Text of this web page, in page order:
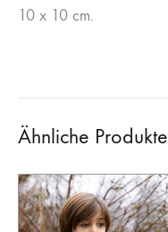
10 x 10 cm.
Ähnliche Produkte